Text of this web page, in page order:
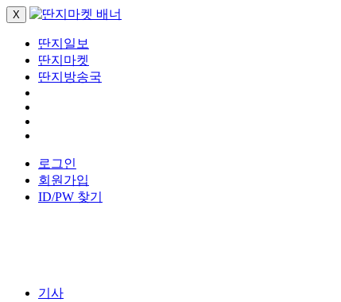
X
딴지일보
딴지마켓
딴지방송국
로그인
회원가입
ID/PW 찾기
기사